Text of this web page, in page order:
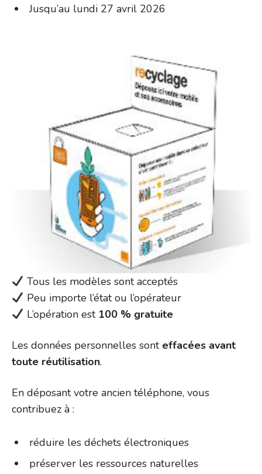
Jusqu’au lundi 27 avril 2026
Tous les modèles sont acceptés
Peu importe l’état ou l’opérateur
L’opération est 100 % gratuite
Les données personnelles sont effacées avant
toute réutilisation.
En déposant votre ancien téléphone, vous
contribuez à :
réduire les déchets électroniques
préserver les ressources naturelles